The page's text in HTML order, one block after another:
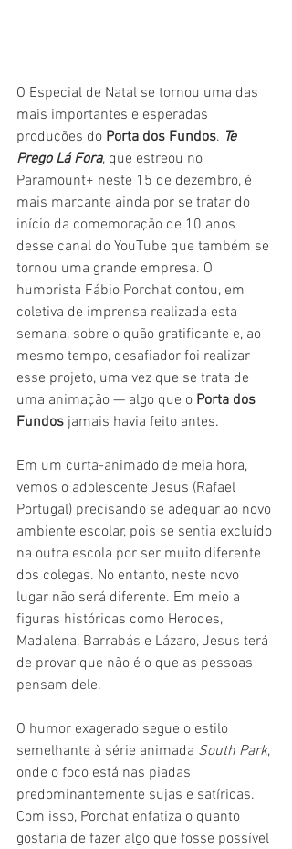
O Especial de Natal se tornou uma das
mais importantes e esperadas
produções do Porta dos Fundos. Te
Prego Lá Fora, que estreou no
Paramount+ neste 15 de dezembro, é
mais marcante ainda por se tratar do
início da comemoração de 10 anos
desse canal do YouTube que também se
tornou uma grande empresa. O
humorista Fábio Porchat contou, em
coletiva de imprensa realizada esta
semana, sobre o quão gratificante e, ao
mesmo tempo, desafiador foi realizar
esse projeto, uma vez que se trata de
uma animação — algo que o Porta dos
Fundos jamais havia feito antes.
Em um curta-animado de meia hora,
vemos o adolescente Jesus (Rafael
Portugal) precisando se adequar ao novo
ambiente escolar, pois se sentia excluído
na outra escola por ser muito diferente
dos colegas. No entanto, neste novo
lugar não será diferente. Em meio a
figuras históricas como Herodes,
Madalena, Barrabás e Lázaro, Jesus terá
de provar que não é o que as pessoas
pensam dele.
O humor exagerado segue o estilo
semelhante à série animada South Park,
onde o foco está nas piadas
predominantemente sujas e satíricas.
Com isso, Porchat enfatiza o quanto
gostaria de fazer algo que fosse possível